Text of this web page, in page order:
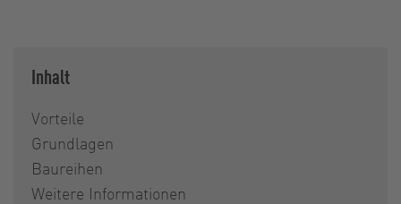
Inhalt
Vorteile
Grundlagen
Baureihen
Weitere Informationen